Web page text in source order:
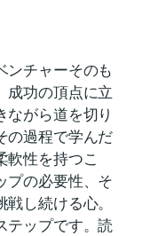
ンチャーそのも
成功の頂点に立
ながら道を切り
の過程で学んだ
軟性を持つこ
プの必要性、そ
し続ける心。
テップです。読